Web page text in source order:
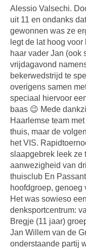
Alessio Valsechi.
uit 11 en ondanks
gewonnen was ze
legt de lat hoog
haar vader Jan (ook
vrijdagavond
bekerwedstrijd te
overigens samen
speciaal hiervoor
baas 😉 Mede
Haarlemse team
thuis, maar de
het VIS.
slaapgebrek leek ze
aanwezigheid van
thuisclub En
hoofdgroep,
Het was sowieso
denksportcentrum:
Bregje (11 jaar)
Jan Willem van de
onderstaande partij